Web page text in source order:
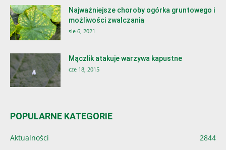
Najważniejsze choroby ogórka gruntowego i
możliwości zwalczania
sie 6, 2021
Mączlik atakuje warzywa kapustne
cze 18, 2015
POPULARNE KATEGORIE
Aktualności
2844